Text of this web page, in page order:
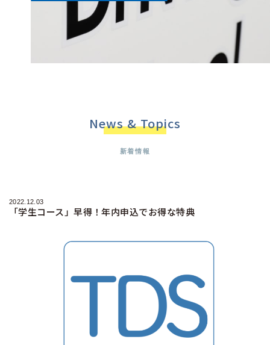
News & Topics
新着情報
2022.12.03
「学生コース」早得！年内申込でお得な特典